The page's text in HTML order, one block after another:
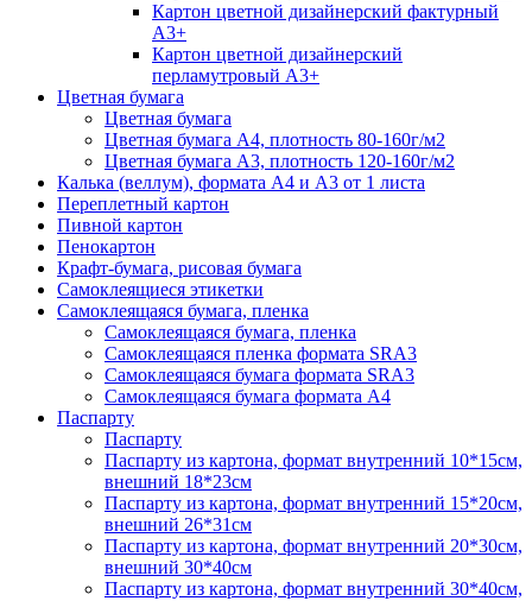
Картон цветной дизайнерский фактурный
А3+
Картон цветной дизайнерский
перламутровый А3+
Цветная бумага
Цветная бумага
Цветная бумага А4, плотность 80-160г/м2
Цветная бумага А3, плотность 120-160г/м2
Калька (веллум), формата А4 и А3 от 1 листа
Переплетный картон
Пивной картон
Пенокартон
Крафт-бумага, рисовая бумага
Самоклеящиеся этикетки
Самоклеящаяся бумага, пленка
Самоклеящаяся бумага, пленка
Самоклеящаяся пленка формата SRА3
Самоклеящаяся бумага формата SRА3
Самоклеящаяся бумага формата А4
Паспарту
Паспарту
Паспарту из картона, формат внутренний 10*15см,
внешний 18*23см
Паспарту из картона, формат внутренний 15*20см,
внешний 26*31см
Паспарту из картона, формат внутренний 20*30см,
внешний 30*40см
Паспарту из картона, формат внутренний 30*40см,